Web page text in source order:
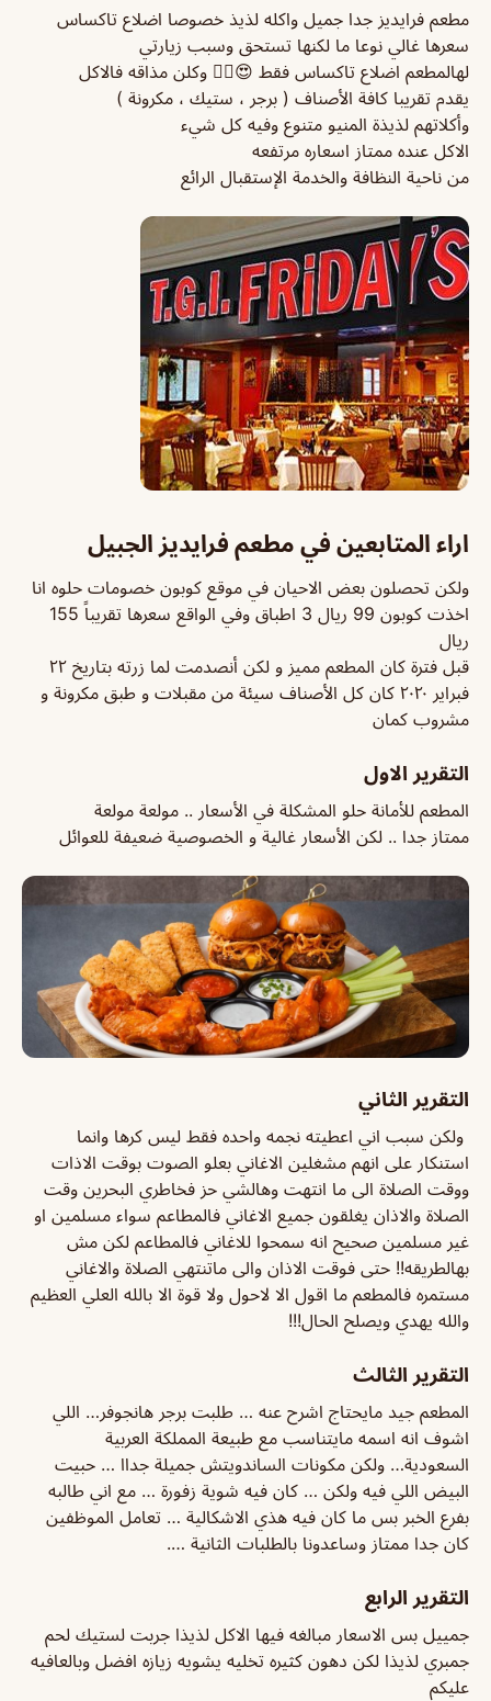
مطعم فرايديز جدا جميل واكله لذيذ خصوصا اضلاع تاكساس
سعرها غالي نوعا ما لكنها تستحق وسبب زيارتي
لهالمطعم اضلاع تاكساس فقط 😍✌🏻 وكلن مذاقه فالاكل
يقدم تقريبا كافة الأصناف ( برجر ، ستيك ، مكرونة )
وأكلاتهم لذيذة المنيو متنوع وفيه كل شيء
الاكل عنده ممتاز اسعاره مرتفعه
من ناحية النظافة والخدمة الإستقبال الرائع
اراء المتابعين في مطعم فرايديز الجبيل
ولكن تحصلون بعض الاحيان في موقع كوبون خصومات حلوه انا
اخذت كوبون 99 ريال 3 اطباق وفي الواقع سعرها تقريباً 155
ريال
قبل فترة كان المطعم مميز و لكن أنصدمت لما زرته بتاريخ ٢٢
فبراير ٢٠٢٠ كان كل الأصناف سيئة من مقبلات و طبق مكرونة و
مشروب كمان
التقرير الاول
المطعم للأمانة حلو المشكلة في الأسعار .. مولعة مولعة
ممتاز جدا .. لكن الأسعار غالية و الخصوصية ضعيفة للعوائل
التقرير الثاني
ولكن سبب اني اعطيته نجمه واحده فقط ليس كرها وانما
استنكار على انهم مشغلين الاغاني بعلو الصوت بوقت الاذات
ووقت الصلاة الى ما انتهت وهالشي حز فخاطري البحرين وقت
الصلاة والاذان يغلقون جميع الاغاني فالمطاعم سواء مسلمين او
غير مسلمين صحيح انه سمحوا للاغاني فالمطاعم لكن مش
بهالطريقه!! حتى فوقت الاذان والى ماتنتهي الصلاة والاغاني
مستمره فالمطعم ما اقول الا لاحول ولا قوة الا بالله العلي العظيم
والله يهدي ويصلح الحال!!!
التقرير الثالث
المطعم جيد مايحتاج اشرح عنه … طلبت برجر هانجوفر… اللي
اشوف انه اسمه مايتناسب مع طبيعة المملكة العربية
السعودية… ولكن مكونات الساندويتش جميلة جداا … حبيت
البيض اللي فيه ولكن … كان فيه شوية زفورة … مع اني طالبه
بفرع الخبر بس ما كان فيه هذي الاشكالية … تعامل الموظفين
كان جدا ممتاز وساعدونا بالطلبات الثانية ….
التقرير الرابع
جمييل بس الاسعار مبالغه فيها الاكل لذيذا جربت لستيك لحم
جمبري لذيذا لكن دهون كثيره تخليه يشويه زيازه افضل وبالعافيه
عليكم